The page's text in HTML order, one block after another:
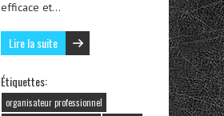
efficace et…
Lire la suite
Étiquettes:
organisateur professionnel